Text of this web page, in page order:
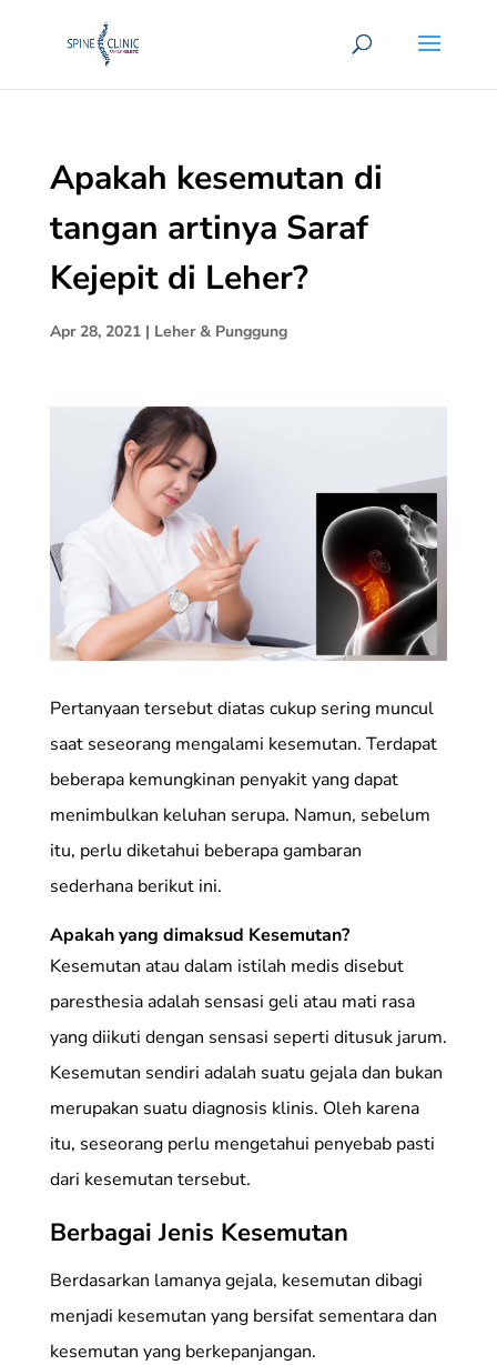
Apakah kesemutan di
tangan artinya Saraf
Kejepit di Leher?
Apr 28, 2021| Leher & Punggung
Pertanyaan tersebut diatas cukup sering muncul
saat seseorang mengalami kesemutan. Terdapat
beberapa kemungkinan penyakit yang dapat
menimbulkan keluhan serupa. Namun, sebelum
itu, perlu diketahui beberapa gambaran
sederhana berikut ini.
Apakah yang dimaksud Kesemutan?
Kesemutan atau dalam istilah medis disebut
paresthesia adalah sensasi geli atau mati rasa
yang diikuti dengan sensasi seperti ditusuk jarum.
Kesemutan sendiri adalah suatu gejala dan bukan
merupakan suatu diagnosis klinis. Oleh karena
itu, seseorang perlu mengetahui penyebab pasti
dari kesemutan tersebut.
Berbagai Jenis Kesemutan
Berdasarkan lamanya gejala, kesemutan dibagi
menjadi kesemutan yang bersifat sementara dan
kesemutan yang berkepanjangan.